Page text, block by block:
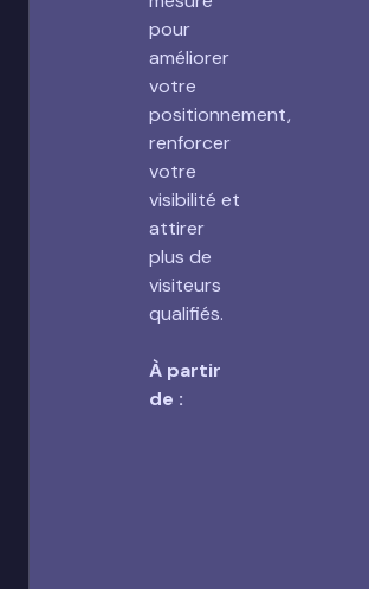
pour
améliorer
votre
positionnement,
renforcer
votre
visibilité et
attirer
plus de
visiteurs
qualifiés.
À partir
de :